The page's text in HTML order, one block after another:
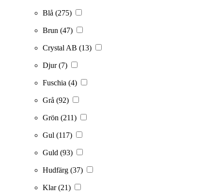
Blå (275)
Brun (47)
Crystal AB (13)
Djur(7)
Fuschia (4)
Grå (92)
Grön (211)
Gul (117)
Guld (93)
Hudfärg (37)
Klar(21)